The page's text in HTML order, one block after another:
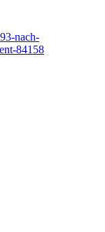
nach-
84158